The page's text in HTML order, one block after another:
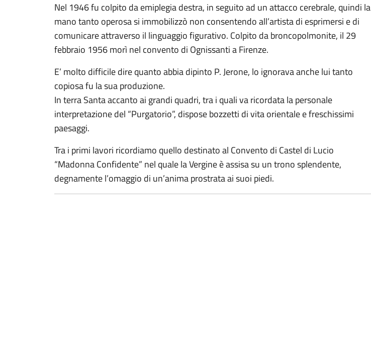
Nel 1946 fu colpito da emiplegia destra, in seguito ad un attacco cerebrale, quindi la
mano tanto operosa si immobilizzò non consentendo all’artista di esprimersi e di
comunicare attraverso il linguaggio figurativo. Colpito da broncopolmonite, il 29
febbraio 1956 morì nel convento di Ognissanti a Firenze.
E’ molto difficile dire quanto abbia dipinto P. Jerone, lo ignorava anche lui tanto
copiosa fu la sua produzione.
In terra Santa accanto ai grandi quadri, tra i quali va ricordata la personale
interpretazione del “Purgatorio”, dispose bozzetti di vita orientale e freschissimi
paesaggi.
Tra i primi lavori ricordiamo quello destinato al Convento di Castel di Lucio
“Madonna Confidente” nel quale la Vergine è assisa su un trono splendente,
degnamente l’omaggio di un’anima prostrata ai suoi piedi.